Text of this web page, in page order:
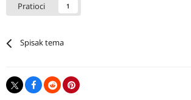
Pratioci 1
Spisak tema